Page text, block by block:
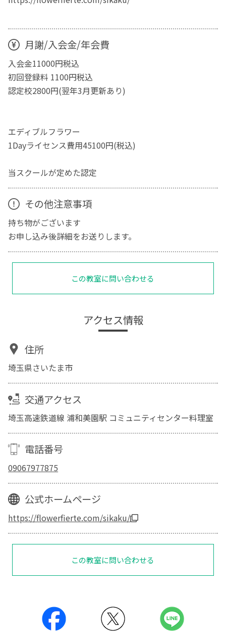
月謝/入会金/年会費
入会金11000円税込
初回登録料 1100円税込
認定校2800円(翌年3月更新あり)
エディブルフラワー
1Dayライセンス費用45100円(税込)
当スクールが定めた認定
その他注意事項
持ち物がございます
お申し込み後詳細をお送りします。
この教室に問い合わせる
アクセス情報
住所
埼玉県さいたま市
交通アクセス
埼玉高速鉄道線 浦和美園駅 コミュニティセンター料理室
電話番号
09067977875
公式ホームページ
https://flowerfierte.com/sikaku/
この教室に問い合わせる